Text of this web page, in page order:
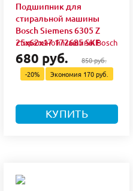
Подшипник для
стиральной машины
Bosch Siemens 6305 Z
25x62x17 172685 SKF
680 руб.
850 руб.
-20%
Экономия 170 руб.
КУПИТЬ